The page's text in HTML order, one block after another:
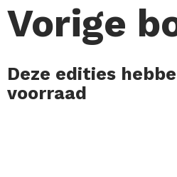
Vorige
Deze edities
voorraad